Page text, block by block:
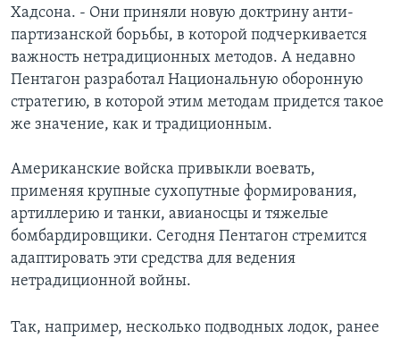
Хадсона. - Они приняли новую доктрину анти-
партизанской борьбы, в которой подчеркивается
важность нетрадиционных методов. А недавно
Пентагон разработал Национальную оборонную
стратегию, в которой этим методам придется такое
же значение, как и традиционным.
Американские войска привыкли воевать,
применяя крупные сухопутные формирования,
артиллерию и танки, авианосцы и тяжелые
бомбардировщики. Сегодня Пентагон стремится
адаптировать эти средства для ведения
нетрадиционной войны.
Так, например, несколько подводных лодок, ранее